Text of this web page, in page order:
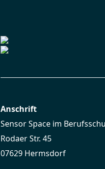
Anschrift
Sensor Space im
Rodaer Str. 45
07629 Hermsdorf